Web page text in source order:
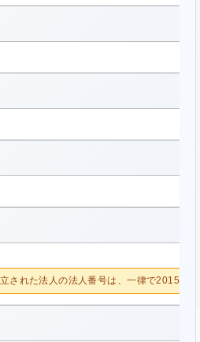
された法人の法人番号は、一律で2015/10/